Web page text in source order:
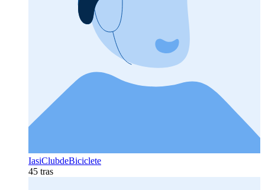
IasiClubdeBiciclete
45 tras